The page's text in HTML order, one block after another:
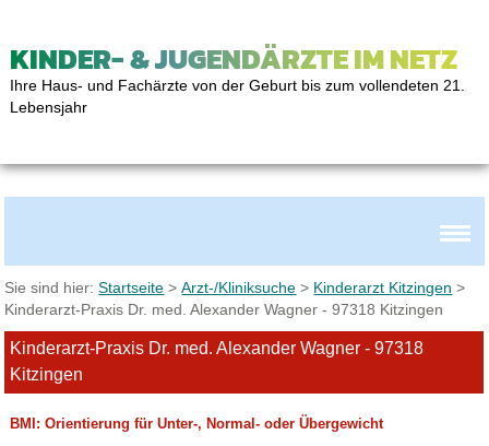
KINDER- & JUGENDÄRZTE IM NETZ
Ihre Haus- und Fachärzte von der Geburt bis zum vollendeten 21.
Lebensjahr
Sie sind hier:Startseite >Arzt-/Kliniksuche > Kinderarzt Kitzingen >
Kinderarzt-Praxis Dr. med. Alexander Wagner - 97318 Kitzingen
Kinderarzt-Praxis Dr. med. Alexander Wagner - 97318
Kitzingen
BMI: Orientierung für Unter-, Normal- oder Übergewicht